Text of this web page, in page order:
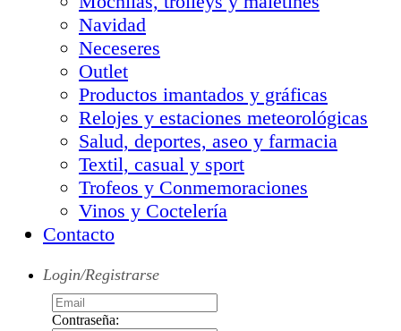
Navidad
Neceseres
Outlet
Productos imantados y gráficas
Relojes y estaciones meteorológicas
Salud, deportes, aseo y farmacia
Textil, casual y sport
Trofeos y Conmemoraciones
Vinos y Coctelería
Contacto
Login/Registrarse
Contraseña: